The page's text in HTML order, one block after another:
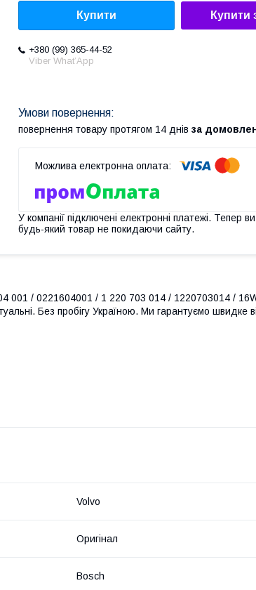
Купити Купити
+380 (99) 365-44-52
Viber What’App
повернення товару протягом 14 днів за
У компанії підключені електронні платежі. Тепер
будь-який товар не покидаючи сайту.
001 / 0221604001 / 1 220 703 014 / 1220703014 /
Без пробігу Україною. Ми гарантуємо швидке
Volvo
Оригінал
Bosch